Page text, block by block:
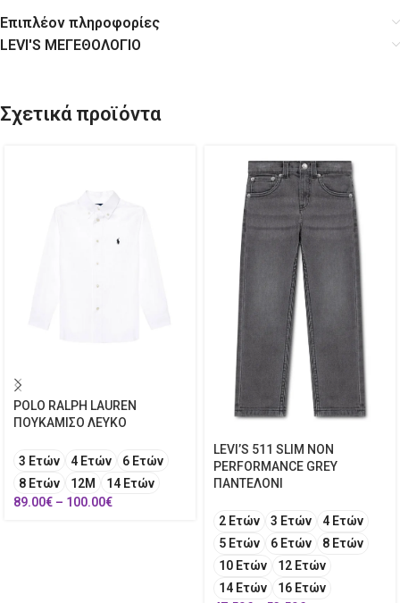
Επιπλέον πληροφορίες
LEVI'S ΜΕΓΕΘΟΛΟΓΙΟ
Σχετικά προϊόντα
POLO RALPH LAUREN
ΠΟΥΚΑΜΙΣΟ ΛΕΥΚΟ
3 Ετών 4 Ετών
6 Ετών
8 Ετών
12Μ
14 Ετών
89.00€ – 100.00€
LEVI’S 511 SLIM NON
PERFORMANCE GREY
ΠΑΝΤΕΛΟΝΙ
2 Ετών 3 Ετών
4 Ετών
5 Ετών
6 Ετών
8 Ετών
10 Ετών
12 Ετών
14 Ετών
16 Ετών